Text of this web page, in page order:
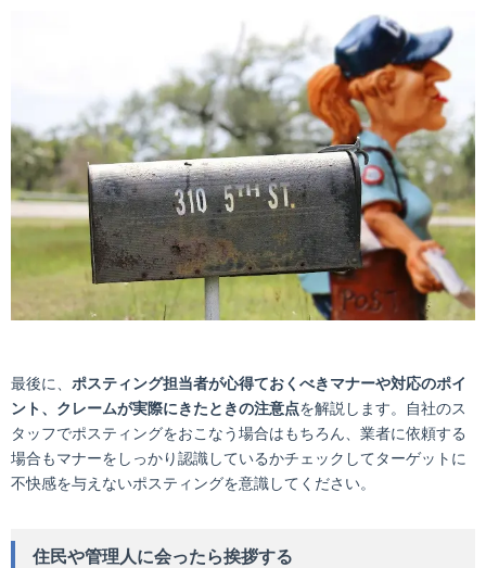
最後に、 ポスティング担当者が心得ておくべきマナーや対応のポイ
ント、クレームが実際にきたときの注意点を解説します。自社のス
タッフでポスティングをおこなう場合はもちろん、業者に依頼する
場合もマナーをしっかり認識しているかチェックしてターゲットに
不快感を与えないポスティングを意識してください。
住民や管理人に会ったら挨拶する